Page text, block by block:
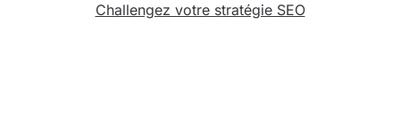
Challengez votre stratégie SEO